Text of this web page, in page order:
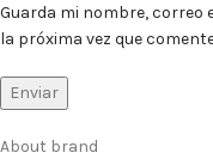
Guarda mi nombre, correo
la próxima vez que
About brand